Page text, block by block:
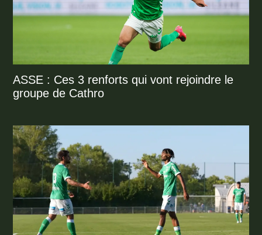
ASSE : Ces 3 renforts qui vont rejoindre le
groupe de Cathro